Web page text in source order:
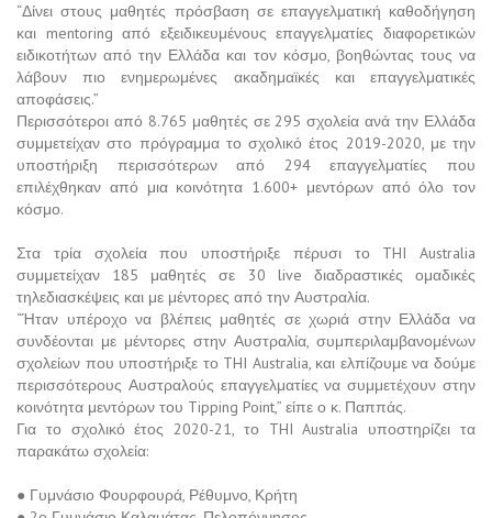
“Δίνει στους μαθητές πρόσβαση σε επαγγελματική καθοδήγηση
και mentoring από εξειδικευμένους επαγγελματίες διαφορετικών
ειδικοτήτων από την Ελλάδα και τον κόσμο, βοηθώντας τους να
λάβουν πιο ενημερωμένες ακαδημαϊκές και επαγγελματικές
αποφάσεις.”
Περισσότεροι από 8.765 μαθητές σε 295 σχολεία ανά την Ελλάδα
συμμετείχαν στο πρόγραμμα το σχολικό έτος 2019-2020, με την
υποστήριξη περισσότερων από 294 επαγγελματίες που
επιλέχθηκαν από μια κοινότητα 1.600+ μεντόρων από όλο τον
κόσμο.
Στα τρία σχολεία που υποστήριξε πέρυσι το THI Australia
συμμετείχαν 185 μαθητές σε 30 live διαδραστικές ομαδικές
τηλεδιασκέψεις και με μέντορες από την Αυστραλία.
“Ήταν υπέροχο να βλέπεις μαθητές σε χωριά στην Ελλάδα να
συνδέονται με μέντορες στην Αυστραλία, συμπεριλαμβανομένων
σχολείων που υποστήριξε το THI Australia, και ελπίζουμε να δούμε
περισσότερους Αυστραλούς επαγγελματίες να συμμετέχουν στην
κοινότητα μεντόρων του Tipping Point,” είπε ο κ. Παππάς.
Για το σχολικό έτος 2020-21, το THI Australia υποστηρίζει τα
παρακάτω σχολεία:
● Γυμνάσιο Φουρφουρά, Ρέθυμνο, Κρήτη